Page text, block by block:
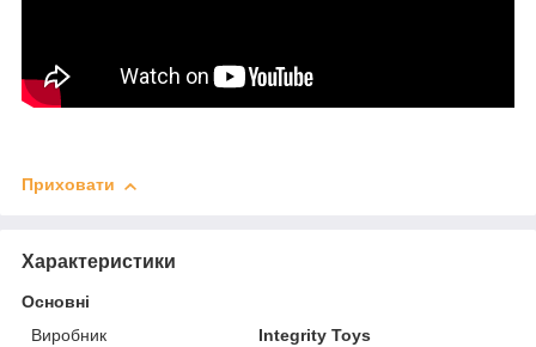
Приховати
Характеристики
Основні
Виробник
Integrity Toys